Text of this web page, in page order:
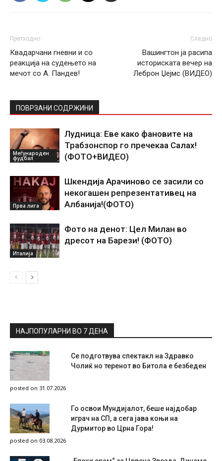
Претходно
Квадарчани гневни и со
реакција на судењето на
мечот со А. Пандев!
Следно
Вашингтон ја расипа
историската вечер на
Леброн Џејмс (ВИДЕО)
ПОВРЗАНИ СОДРЖИНИ
Меѓународен
фудбал
Лудница: Еве како фановите на
Трабзонспор го пречекаа Салах!
(ФОТО+ВИДЕО)
Прва лига
Шкендија Арачиново се засили со
некогашен репрезентативец на
Албанија!(ФОТО)
Италија
Фото на денот: Цел Милан во
дресот на Барези! (ФОТО)
НАЈПОПУЛАРНИ ВО 7 ДЕНА
Се подготвува спектакл на Здравко
Чолиќ но теренот во Битола е безбеден
posted on 31.07.2026
Го освои Мундијалот, беше најдобар
играч на СП, а сега јава коњи на
Дурмитор во Црна Гора!
posted on 03.08.2026